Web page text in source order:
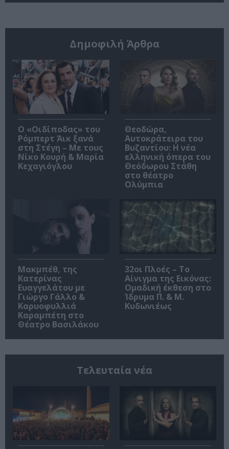
Δημοφιλή Άρθρα
O «Οιδίποδας» του
Ρόμπερτ Άικ ξανά
στη Στέγη – Με τους
Νίκο Κουρή & Μαρία
Κεχαγιόγλου
Θεοδώρα,
Αυτοκράτειρα του
Βυζαντίου: Η νέα
ελληνική όπερα του
Θεόδωρου Στάθη
στο θέατρο
Ολύμπια
Μακμπέθ, της
Κατερίνας
Ευαγγελάτου με
Γιώργο Γάλλο &
Καρυοφυλλιά
Καραμπέτη στο
Θέατρο Βασιλάκου
32οι Πλοές – Το
Αίνιγμα της Εικόνας:
Ομαδική έκθεση στο
Ίδρυμα Π. & Μ.
Κυδωνιέως
Τελευταία νέα